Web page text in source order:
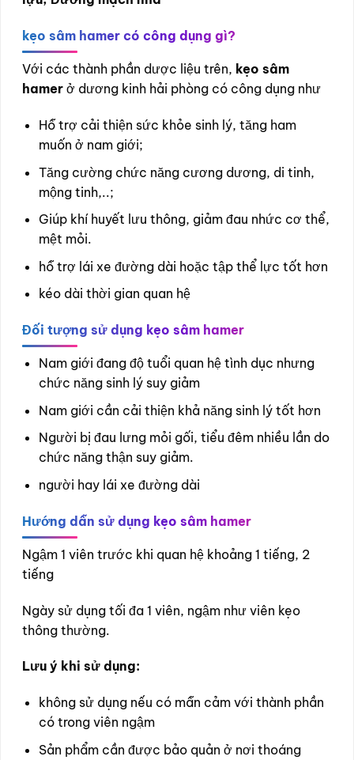
kẹo sâm hamer có công dụng gì?
Với các thành phần dược liệu trên, kẹo sâm
hamer ở dương kinh hải phòng có công dụng như
Hỗ trợ cải thiện sức khỏe sinh lý, tăng ham
muốn ở nam giới;
Tăng cường chức năng cương dương, di tinh,
mộng tinh,..;
Giúp khí huyết lưu thông, giảm đau nhức cơ thể,
mệt mỏi.
hỗ trợ lái xe đường dài hoặc tập thể lực tốt hơn
kéo dài thời gian quan hệ
Đối tượng sử dụng kẹo sâm hamer
Nam giới đang độ tuổi quan hệ tình dục nhưng
chức năng sinh lý suy giảm
Nam giới cần cải thiện khả năng sinh lý tốt hơn
Người bị đau lưng mỏi gối, tiểu đêm nhiều lần do
chức năng thận suy giảm.
người hay lái xe đường dài
Hướng dẫn sử dụng kẹo sâm hamer
Ngậm 1 viên trước khi quan hệ khoảng 1 tiếng, 2
tiếng
Ngày sử dụng tối đa 1 viên, ngậm như viên kẹo
thông thường.
Lưu ý khi sử dụng:
không sử dụng nếu có mẫn cảm với thành phần
có trong viên ngậm
Sản phẩm cần được bảo quản ở nơi thoáng